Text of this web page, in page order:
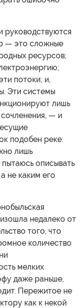
руководствуются
— это сложные
ресурсов;
потоки; и,
Эти системы
лишь
— и
подобен реке:
лишь
пытаюсь описывать
не каким его
недалеко от
того, что
количество
мелких
даже раньше,
Пережитое не
как к некой